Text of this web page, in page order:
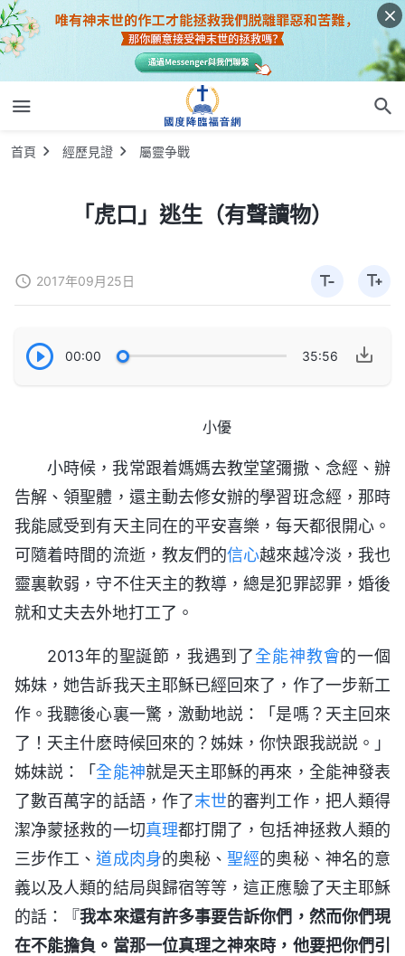
首頁 經歷見證 屬靈争戰
「虎口」逃生（有聲讀物）
2017年09月25日
00:00 35:56
小優
小時候，我常跟着媽媽去教堂望彌撒、念經、辦
告解、領聖體，還主動去修女辦的學習班念經，那時
我能感受到有天主同在的平安喜樂，每天都很開心。
可隨着時間的流逝，教友們的信心越來越冷淡，我也
靈裏軟弱，守不住天主的教導，總是犯罪認罪，婚後
就和丈夫去外地打工了。
2013年的聖誕節，我遇到了全能神教會的一個
姊妹，她告訴我天主耶穌已經回來了，作了一步新工
作。我聽後心裏一驚，激動地説：「是嗎？天主回來
了！天主什麽時候回來的？姊妹，你快跟我説説。」
姊妹説：「全能神就是天主耶穌的再來，全能神發表
了數百萬字的話語，作了末世的審判工作，把人類得
潔净蒙拯救的一切真理都打開了，包括神拯救人類的
三步作工、道成肉身的奥秘、聖經的奥秘、神名的意
義以及人類的結局與歸宿等等，這正應驗了天主耶穌
的話：『我本來還有許多事要告訴你們，然而你們現
在不能擔負。當那一位真理之神來時，他要把你們引